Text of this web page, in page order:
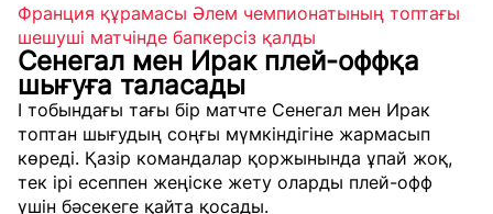
Франция құрамасы Әлем чемпионатының топтағы
шешуші матчінде бапкерсіз қалды
Сенегал мен Ирак плей-оффқа
шығуға таласады
I тобындағы тағы бір матчте Сенегал мен Ирак
топтан шығудың соңғы мүмкіндігіне жармасып
көреді. Қазір командалар қоржынында ұпай жоқ,
тек ірі есеппен жеңіске жету оларды плей-офф
үшін бәсекеге қайта қосады.